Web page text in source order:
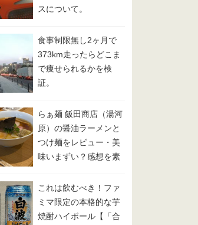
スについて。
食事制限無し2ヶ月で
373km走ったらどこま
で痩せられるかを検
証。
らぁ麺 飯田商店（湯河
原）の醤油ラーメンと
つけ麺をレビュー・美
味いまずい？感想を素
これは飲むべき！ファ
ミマ限定の本格的な芋
焼酎ハイボール【「合